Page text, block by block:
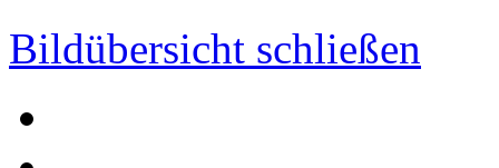
Bildübersicht schließen